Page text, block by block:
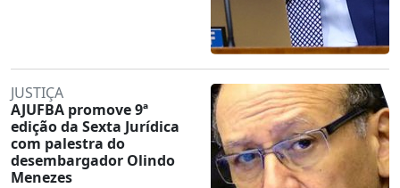
JUSTIÇA
AJUFBA promove 9ª
edição da Sexta Jurídica
com palestra do
desembargador Olindo
Menezes